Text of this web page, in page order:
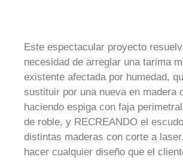
Este espectacular proyecto
necesidad de arreglar una tarima
existente afectada por humedad,
sustituir por una nueva en madera
haciendo espiga con faja
de roble, y RECREANDO el
distintas maderas con corte a
hacer cualquier diseño que el